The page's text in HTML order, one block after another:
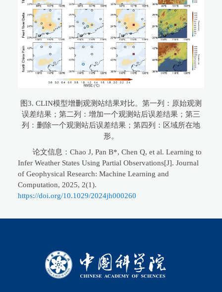
图3. CLIN模型增删观测站结果对比。第一列：原始观测
误差结果；第二列：增加一个观测站后误差结果；第三
列：删除一个观测站后误差结果；第四列：区域所在地
形。
论文信息：Chao J, Pan B*, Chen Q, et al. Learning to
Infer Weather States Using Partial Observations[J]. Journal
of Geophysical Research: Machine Learning and
Computation, 2025, 2(1).
https://doi.org/10.1029/2024jh000260